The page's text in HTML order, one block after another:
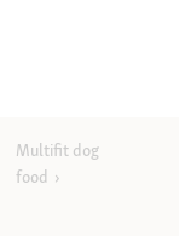
Multifit dog
food